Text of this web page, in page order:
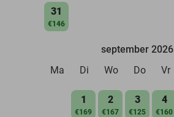
31
€146
september 2026
Ma
Di Wo Do Vr
1
€169
2
€167
3
€125
4
€160